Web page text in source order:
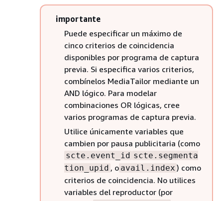
importante
Puede especificar un máximo de
cinco criterios de coincidencia
disponibles por programa de captura
previa. Si especifica varios criterios,
combínelos MediaTailor mediante un
AND lógico. Para modelar
combinaciones OR lógicas, cree
varios programas de captura previa.
Utilice únicamente variables que
cambien por pausa publicitaria (como
scte.event_id scte.segmenta
tion_upid , o avail.index ) como
criterios de coincidencia. No utilices
variables del reproductor (por